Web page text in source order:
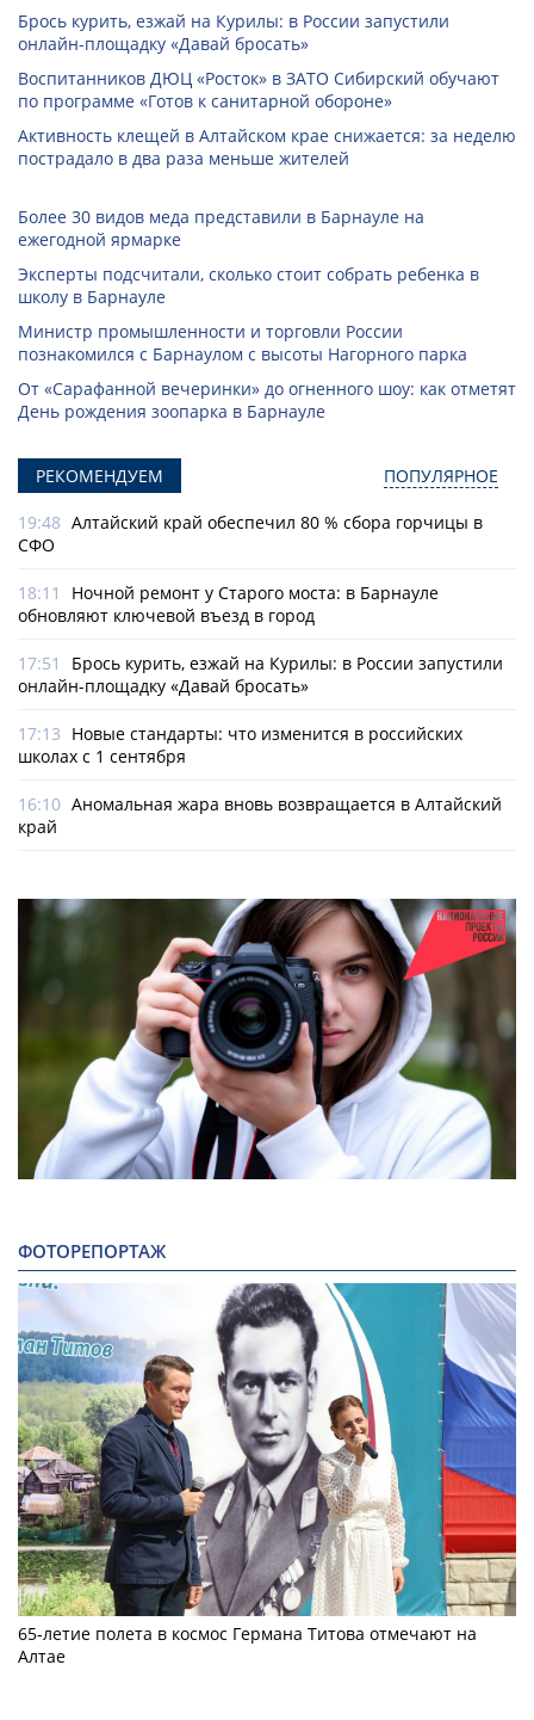
Брось курить, езжай на Курилы: в России запустили
онлайн-­площадку «Давай бросать»
Воспитанников ДЮЦ «Росток» в ЗАТО Сибирский обучают
по программе «Готов к санитарной обороне»
Активность клещей в Алтайском крае снижается: за неделю
пострадало в два раза меньше жителей
Более 30 видов меда представили в Барнауле на
ежегодной ярмарке
Эксперты подсчитали, сколько стоит собрать ребенка в
школу в Барнауле
Министр промышленности и торговли России
познакомился с Барнаулом с высоты Нагорного парка
От «Сарафанной вечеринки» до огненного шоу: как отметят
День рождения зоопарка в Барнауле
РЕКОМЕНДУЕМ ПОПУЛЯРНОЕ
19:48 Алтайский край обеспечил 80 % сбора горчицы в
СФО
18:11
Ночной ремонт у Старого моста: в Барнауле
обновляют ключевой въезд в город
17:51
Брось курить, езжай на Курилы: в России запустили
онлайн-­площадку «Давай бросать»
17:13 Новые стандарты: что изменится в российских
школах с 1 сентября
16:10 Аномальная жара вновь возвращается в Алтайский
край
ФОТОРЕПОРТАЖ
65-летие полета в космос Германа Титова отмечают на
Алтае